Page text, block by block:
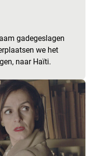
gadegeslagen
we het
naar Haïti.